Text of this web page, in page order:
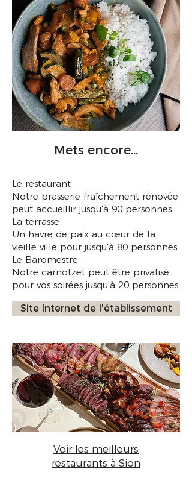
Mets encore...
Le restaurant
Notre brasserie fraîchement rénovée
peut accueillir jusqu'à 90 personnes
La terrasse
Un havre de paix au cœur de la
vieille ville pour jusqu'à 80 personnes
Le Baromestre
Notre carnotzet peut être privatisé
pour vos soirées jusqu'à 20 personnes
Site Internet de l'établissement
Voir les meilleurs
restaurants à Sion